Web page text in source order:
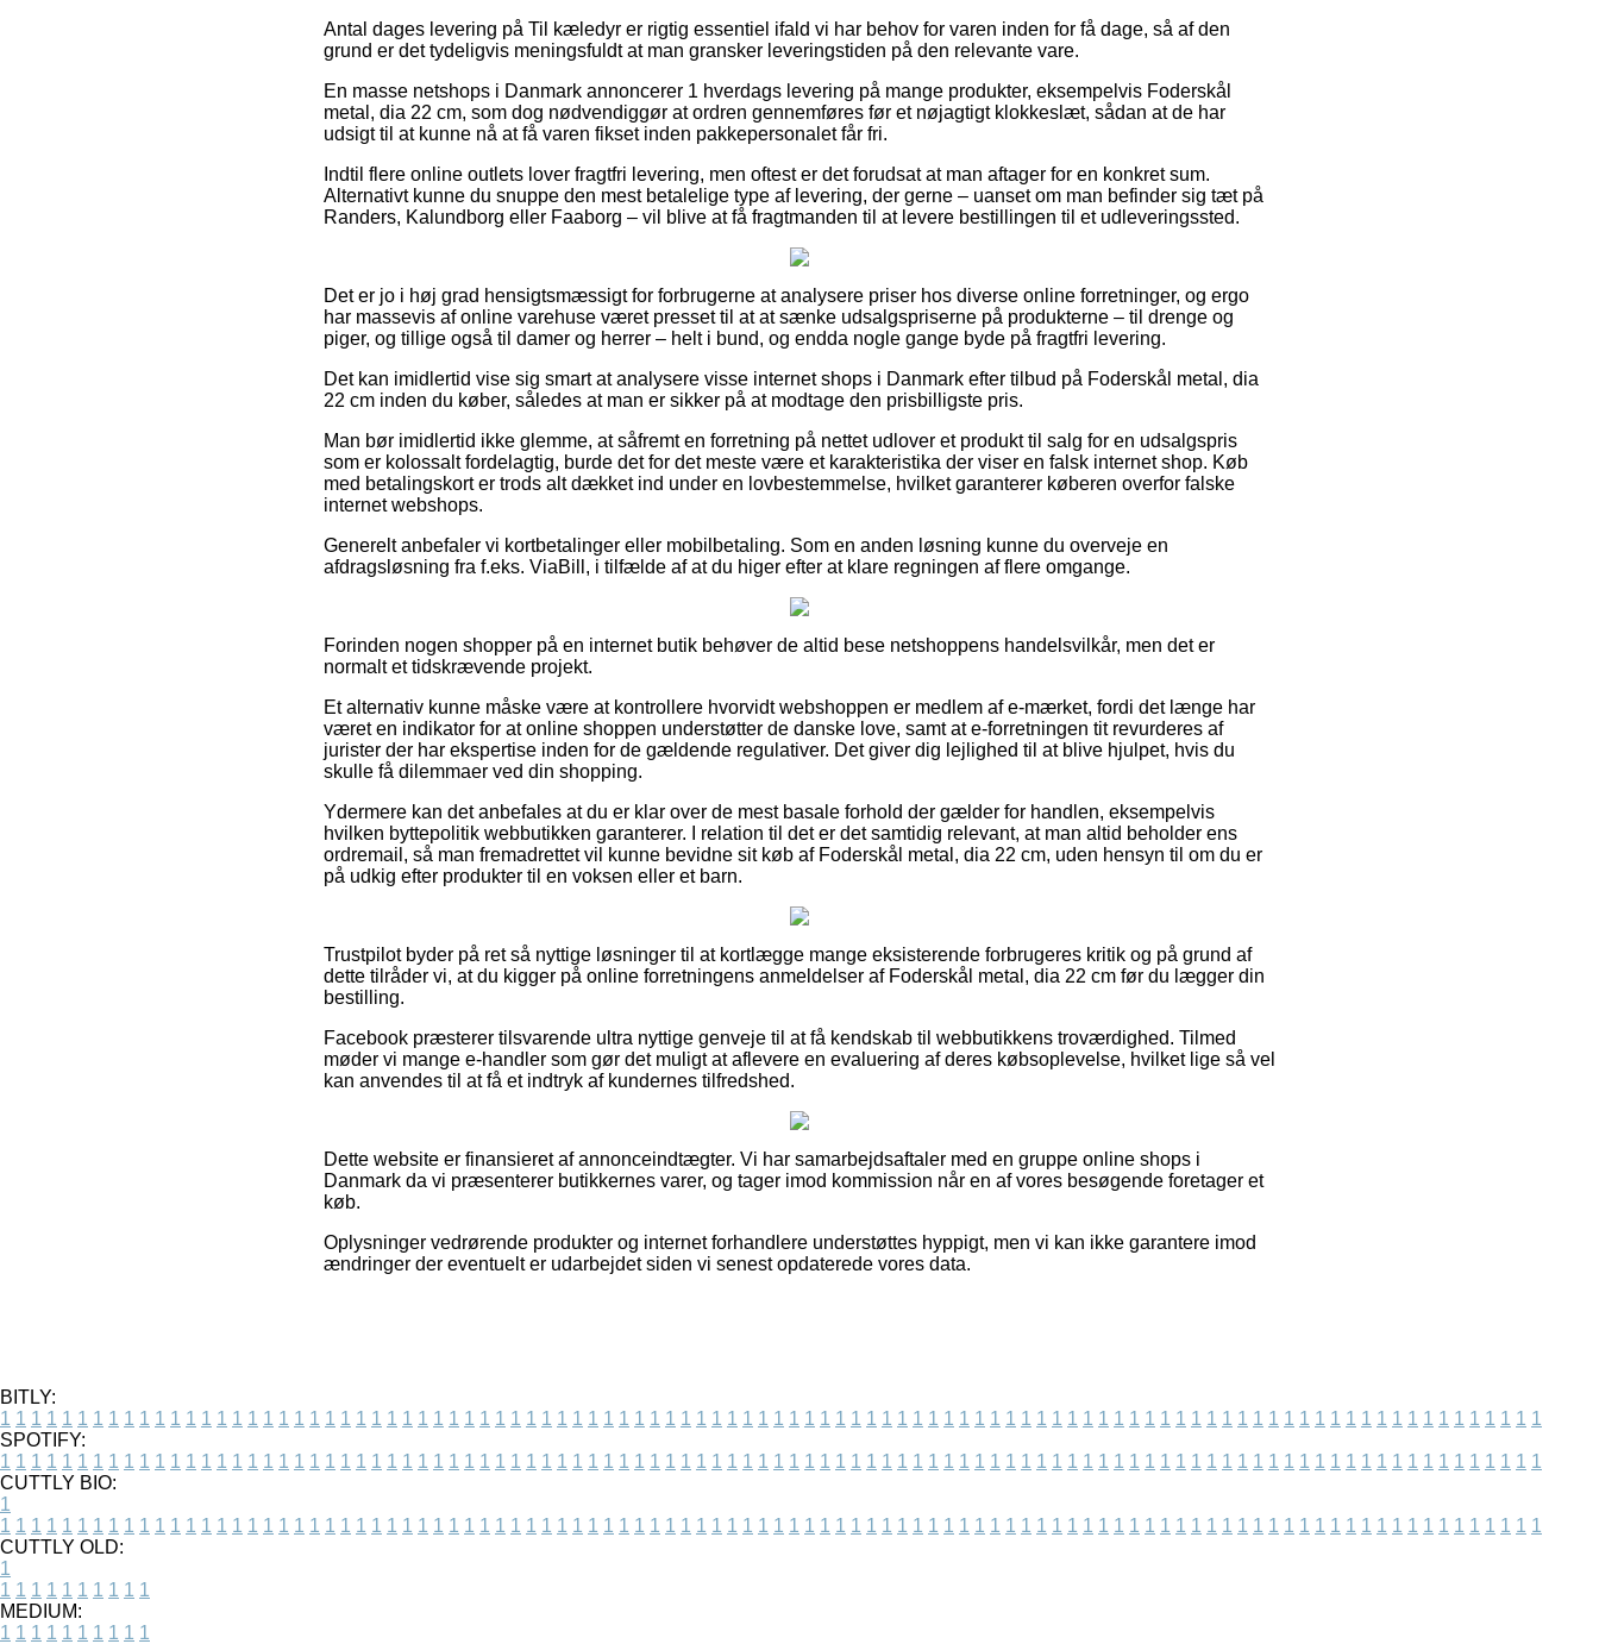
Antal dages levering på Til kæledyr er rigtig essentiel ifald vi har behov for varen inden for få dage, så af den
grund er det tydeligvis meningsfuldt at man gransker leveringstiden på den relevante vare.
En masse netshops i Danmark annoncerer 1 hverdags levering på mange produkter, eksempelvis Foderskål
metal, dia 22 cm, som dog nødvendiggør at ordren gennemføres før et nøjagtigt klokkeslæt, sådan at de har
udsigt til at kunne nå at få varen fikset inden pakkepersonalet får fri.
Indtil flere online outlets lover fragtfri levering, men oftest er det forudsat at man aftager for en konkret sum.
Alternativt kunne du snuppe den mest betalelige type af levering, der gerne – uanset om man befinder sig tæt på
Randers, Kalundborg eller Faaborg – vil blive at få fragtmanden til at levere bestillingen til et udleveringssted.
Det er jo i høj grad hensigtsmæssigt for forbrugerne at analysere priser hos diverse online forretninger, og ergo
har massevis af online varehuse været presset til at at sænke udsalgspriserne på produkterne – til drenge og
piger, og tillige også til damer og herrer – helt i bund, og endda nogle gange byde på fragtfri levering.
Det kan imidlertid vise sig smart at analysere visse internet shops i Danmark efter tilbud på Foderskål metal, dia
22 cm inden du køber, således at man er sikker på at modtage den prisbilligste pris.
Man bør imidlertid ikke glemme, at såfremt en forretning på nettet udlover et produkt til salg for en udsalgspris
som er kolossalt fordelagtig, burde det for det meste være et karakteristika der viser en falsk internet shop. Køb
med betalingskort er trods alt dækket ind under en lovbestemmelse, hvilket garanterer køberen overfor falske
internet webshops.
Generelt anbefaler vi kortbetalinger eller mobilbetaling. Som en anden løsning kunne du overveje en
afdragsløsning fra f.eks. ViaBill, i tilfælde af at du higer efter at klare regningen af flere omgange.
Forinden nogen shopper på en internet butik behøver de altid bese netshoppens handelsvilkår, men det er
normalt et tidskrævende projekt.
Et alternativ kunne måske være at kontrollere hvorvidt webshoppen er medlem af e-mærket, fordi det længe har
været en indikator for at online shoppen understøtter de danske love, samt at e-forretningen tit revurderes af
jurister der har ekspertise inden for de gældende regulativer. Det giver dig lejlighed til at blive hjulpet, hvis du
skulle få dilemmaer ved din shopping.
Ydermere kan det anbefales at du er klar over de mest basale forhold der gælder for handlen, eksempelvis
hvilken byttepolitik webbutikken garanterer. I relation til det er det samtidig relevant, at man altid beholder ens
ordremail, så man fremadrettet vil kunne bevidne sit køb af Foderskål metal, dia 22 cm, uden hensyn til om du er
på udkig efter produkter til en voksen eller et barn.
Trustpilot byder på ret så nyttige løsninger til at kortlægge mange eksisterende forbrugeres kritik og på grund af
dette tilråder vi, at du kigger på online forretningens anmeldelser af Foderskål metal, dia 22 cm før du lægger din
bestilling.
Facebook præsterer tilsvarende ultra nyttige genveje til at få kendskab til webbutikkens troværdighed. Tilmed
møder vi mange e-handler som gør det muligt at aflevere en evaluering af deres købsoplevelse, hvilket lige så vel
kan anvendes til at få et indtryk af kundernes tilfredshed.
Dette website er finansieret af annonceindtægter. Vi har samarbejdsaftaler med en gruppe online shops i
Danmark da vi præsenterer butikkernes varer, og tager imod kommission når en af vores besøgende foretager et
køb.
Oplysninger vedrørende produkter og internet forhandlere understøttes hyppigt, men vi kan ikke garantere imod
ændringer der eventuelt er udarbejdet siden vi senest opdaterede vores data.
BITLY:
1 1 1 1 1 1 1 1 1 1 1 1 1 1 1 1 1 1 1 1 1 1 1 1 1 1 1 1 1 1 1 1 1 1 1 1 1 1 1 1 1 1 1 1 1 1 1 1 1 1 1 1 1 1 1 1 1 1 1 1 1 1 1 1 1 1 1 1 1 1 1 1 1 1 1 1 1 1 1 1 1 1 1 1 1 1 1 1 1 1 1 1 1 1 1 1 1 1 1 1
SPOTIFY:
1 1 1 1 1 1 1 1 1 1 1 1 1 1 1 1 1 1 1 1 1 1 1 1 1 1 1 1 1 1 1 1 1 1 1 1 1 1 1 1 1 1 1 1 1 1 1 1 1 1 1 1 1 1 1 1 1 1 1 1 1 1 1 1 1 1 1 1 1 1 1 1 1 1 1 1 1 1 1 1 1 1 1 1 1 1 1 1 1 1 1 1 1 1 1 1 1 1 1 1
CUTTLY BIO:
1
1 1 1 1 1 1 1 1 1 1 1 1 1 1 1 1 1 1 1 1 1 1 1 1 1 1 1 1 1 1 1 1 1 1 1 1 1 1 1 1 1 1 1 1 1 1 1 1 1 1 1 1 1 1 1 1 1 1 1 1 1 1 1 1 1 1 1 1 1 1 1 1 1 1 1 1 1 1 1 1 1 1 1 1 1 1 1 1 1 1 1 1 1 1 1 1 1 1 1 1
CUTTLY OLD:
1
1 1 1 1 1 1 1 1 1 1
MEDIUM:
1 1 1 1 1 1 1 1 1 1